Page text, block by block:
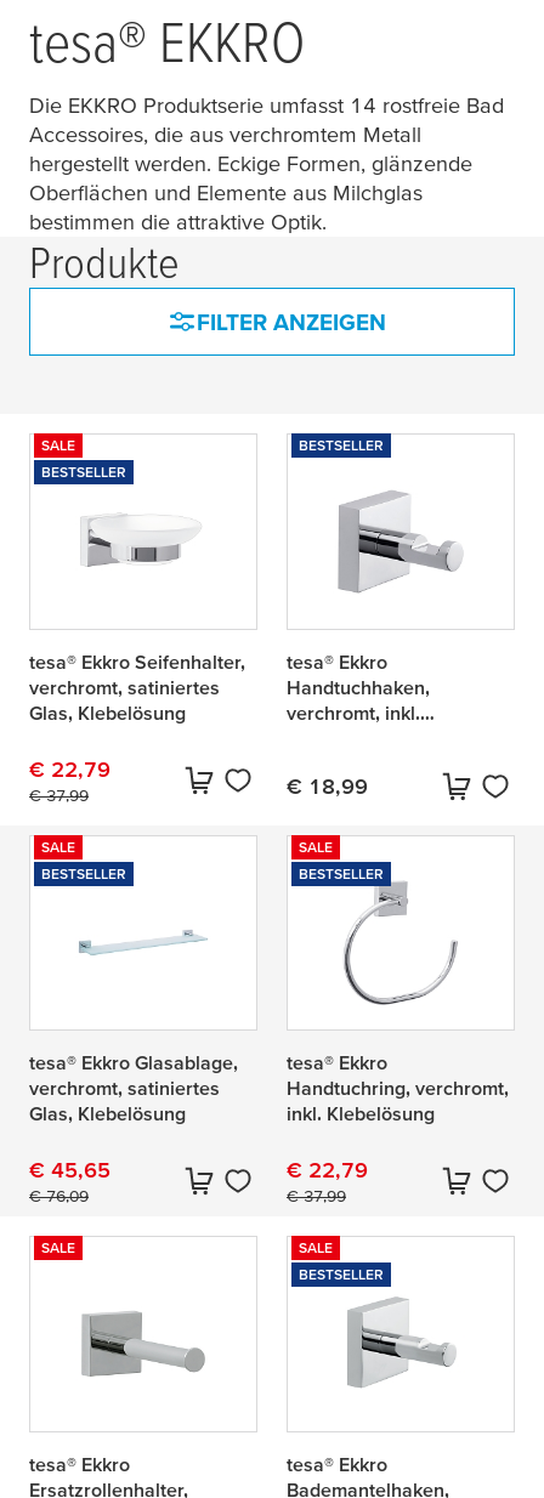
tesa® EKKRO
Die EKKRO Produktserie umfasst 14 rostfreie Bad
Accessoires, die aus verchromtem Metall
hergestellt werden. Eckige Formen, glänzende
Oberflächen und Elemente aus Milchglas
bestimmen die attraktive Optik.
Produkte
FILTER ANZEIGEN
SALE
BESTSELLER
tesa® Ekkro Seifenhalter,
verchromt, satiniertes
Glas, Klebelösung
Aktueller Preis:
€ 22,79
Originalpreis:
€ 37,99
BESTSELLER
tesa® Ekkro
Handtuchhaken,
verchromt, inkl.
Aktueller Preis:
€ 18,99
SALE
BESTSELLER
tesa® Ekkro Glasablage,
verchromt, satiniertes
Glas, Klebelösung
Aktueller Preis:
€ 45,65
Originalpreis:
€ 76,09
SALE
BESTSELLER
tesa® Ekkro
Handtuchring, verchromt,
inkl. Klebelösung
Aktueller Preis:
€ 22,79
Originalpreis:
€ 37,99
SALE
tesa® Ekkro
Ersatzrollenhalter,
SALE
BESTSELLER
tesa® Ekkro
Bademantelhaken,